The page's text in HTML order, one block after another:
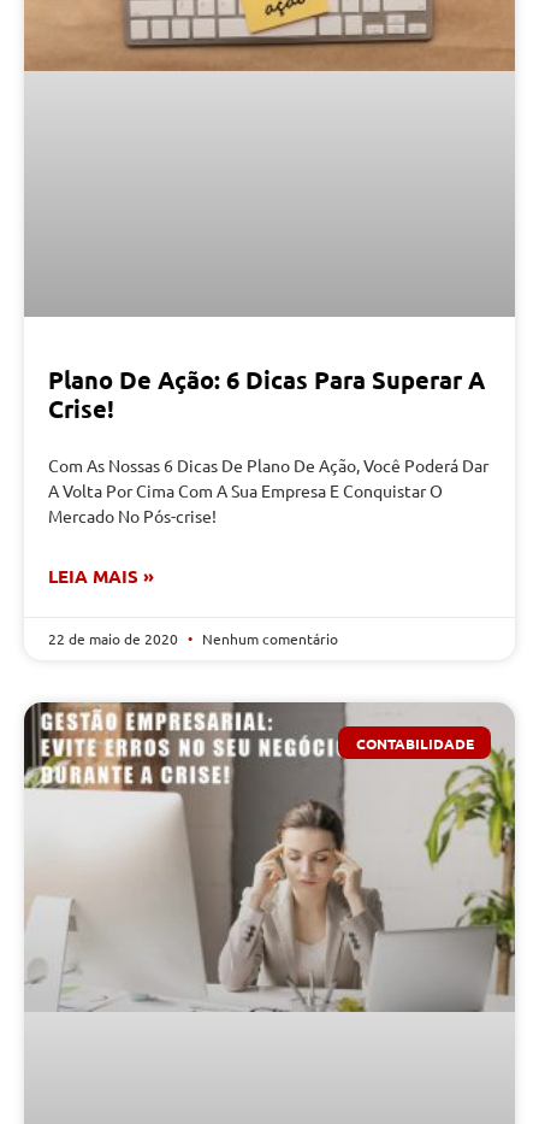
Plano De Ação: 6 Dicas Para Superar A
Crise!
Com As Nossas 6 Dicas De Plano De Ação, Você Poderá Dar
A Volta Por Cima Com A Sua Empresa E Conquistar O
Mercado No Pós-crise!
LEIA MAIS »
22 de maio de 2020 Nenhum comentário
CONTABILIDADE